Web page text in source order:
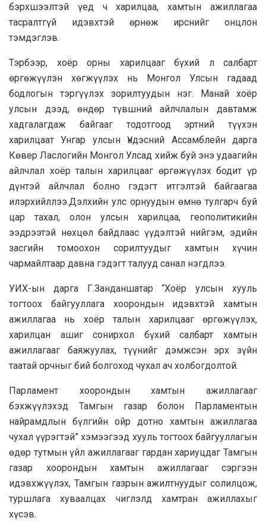
бэрхшээлтэй үед ч харилцаа, хамтын ажиллагаа
тасралтгүй идэвхтэй өрнөж ирснийг онцлон
тэмдэглэв.
Тэрбээр, хоёр орны харилцааг бүхий л салбарт
өргөжүүлэн хөгжүүлэх нь Монгол Улсын гадаад
бодлогын тэргүүлэх зорилтуудын нэг. Манай хоёр
улсын дээд, өндөр түвшний айлчлалын давтамж
хадгалагдаж байгааг тодотгоод эртний түүхэн
харилцаат Унгар улсын Үндэсний Ассамблейн дарга
Көвер Ласлогийн Монгол Улсад хийж буй энэ удаагийн
айлчлал хоёр талын харилцааг өргөжүүлэх бодит үр
дүнтэй айлчлал болно гэдэгт итгэлтэй байгаагаа
илэрхийллээ.Дэлхийн улс орнуудын өмнө тулгарч буй
цар тахал, олон улсын харилцаа, геополитикийн
ээдрээтэй нөхцөл байдлаас үүдэлтэй нийгэм, эдийн
засгийн томоохон сорилтуудыг хамтын хүчин
чармайлтаар давна гэдэгт талууд санал нэгдлээ.
УИХ-ын дарга Г.Занданшатар “Хоёр улсын хууль
тогтоох байгууллага хоорондын идэвхтэй хамтын
ажиллагаа нь хоёр талын харилцааг өргөжүүлэх,
харилцан ашиг сонирхол бүхий салбарт хамтын
ажиллагааг баяжуулах, түүнийг дэмжсэн эрх зүйн
таатай орчныг бий болгоход чухал ач холбогдолтой.
Парламент хоорондын хамтын ажиллагааг
бэхжүүлэхэд Тамгын газар болон Парламентын
найрамдлын бүлгийн ойр дотно хамтын ажиллагаа
чухал үүрэгтэй” хэмээгээд хууль тогтоох байгууллагын
өдөр тутмын үйл ажиллагааг гардан хариуцдаг Тамгын
газар хоорондын хамтын ажиллагааг сэргээн
идэвхжүүлэх, Тамгын газрын ажилтнуудыг солилцож,
туршлага хуваалцах чиглэлд хамтран ажиллахыг
хүсэв.